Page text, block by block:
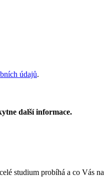
údajů.
další informace.
studium probíhá a co Vás na